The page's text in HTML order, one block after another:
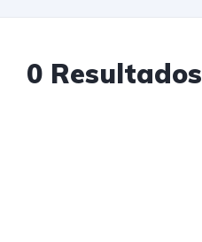
0 Resultados